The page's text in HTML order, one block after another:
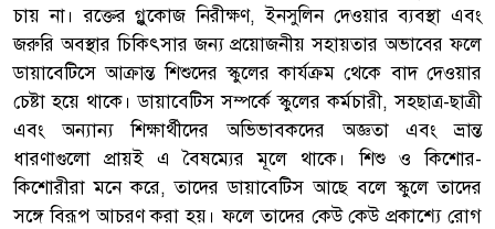
চায় না। রক্তের গ্লুকোজ নিরীক্ষণ, ইনসুলিন দেওয়ার ব্যবস্থা এবং
জরুরি অবস্থার চিকিৎসার জন্য প্রয়োজনীয় সহায়তার অভাবের ফলে
ডায়াবেটিসে আক্রান্ত শিশুদের স্কুলের কার্যক্রম থেকে বাদ দেওয়ার
চেষ্টা হয়ে থাকে। ডায়াবেটিস সম্পর্কে স্কুলের কর্মচারী, সহছাত্র-ছাত্রী
এবং অন্যান্য শিক্ষার্থীদের অভিভাবকদের অজ্ঞতা এবং ভ্রান্ত
ধারণাগুলো প্রায়ই এ বৈষম্যের মূলে থাকে। শিশু ও কিশোর-
কিশোরীরা মনে করে, তাদের ডায়াবেটিস আছে বলে স্কুলে তাদের
সঙ্গে বিরূপ আচরণ করা হয়। ফলে তাদের কেউ কেউ প্রকাশ্যে রোগ